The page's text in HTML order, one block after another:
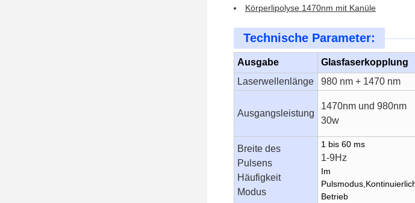
Körperlipolyse 1470nm mit Kanüle
Technische Parameter:
Ausgabe Glasfaserkopplung
Laserwellenlänge
980 nm + 1470 nm
Ausgangsleistung
1470nm und 980nm
30w
Breite des
Pulsens
Häufigkeit
Modus
1 bis 60 ms
1-9Hz
Im
Pulsmodus
Betrieb